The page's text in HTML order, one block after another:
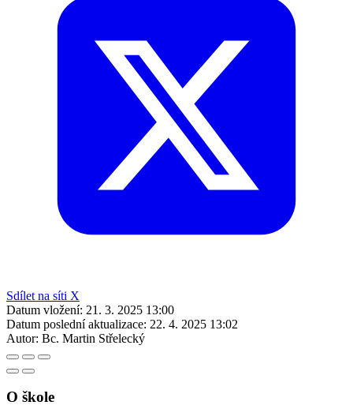
Sdílet na síti X
Datum vložení: 21. 3. 2025 13:00
Datum poslední aktualizace: 22. 4. 2025 13:02
Autor: Bc. Martin Střelecký
O škole